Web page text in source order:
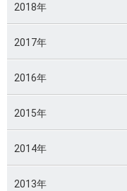
2018年
2017年
2016年
2015年
2014年
2013年